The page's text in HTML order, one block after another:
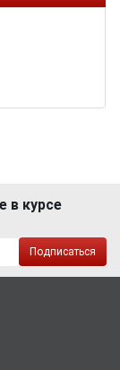
в курсе
Подписаться